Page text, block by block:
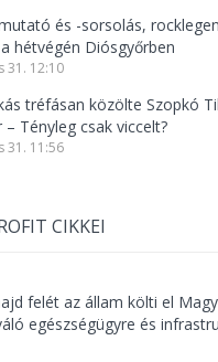
és -sorsolás,
hétvégén Diósgyőrben
31. 12:10
tréfásan közölte Szopkó
– Tényleg csak viccelt?
31. 11:56
CIKKEI
felét az állam költi el
egészségügyre és